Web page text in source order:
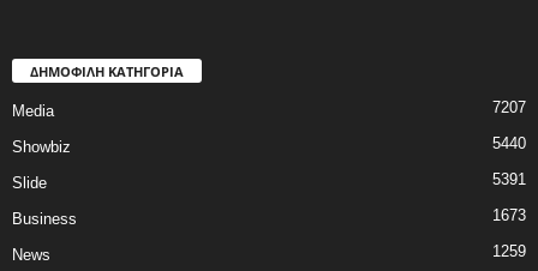
ΔΗΜΟΦΙΛΗ ΚΑΤΗΓΟΡΙΑ
Media 7207
Showbiz 5440
Slide 5391
Business 1673
News 1259